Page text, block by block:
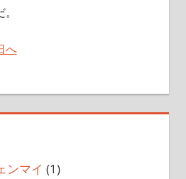
へ
ンマイ (1)